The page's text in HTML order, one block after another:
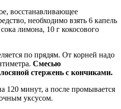
восстанавливающее
необходимо взять 6 капель
лимона, 10 г кокосового
по прядям. От корней надо
Смесью
стержень с кончиками.
120 минут, а после промывается
уксусом.